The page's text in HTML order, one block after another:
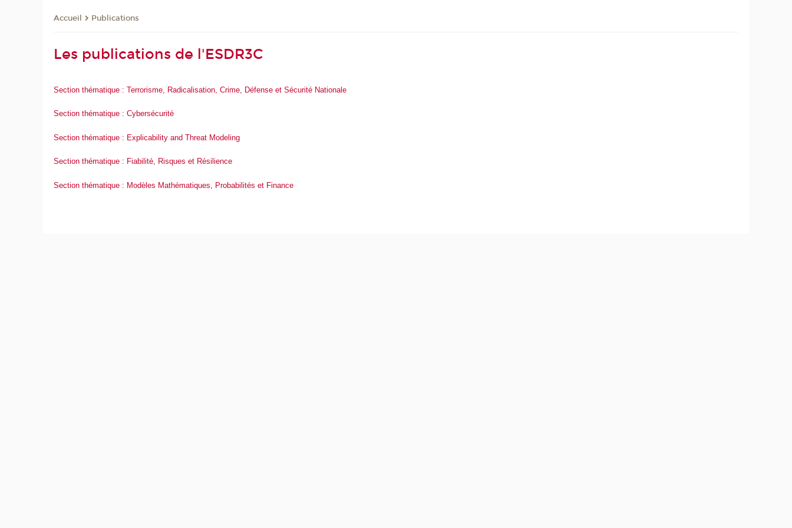
Accueil Publications
Les publications de l'ESDR3C
Section thématique : Terrorisme, Radicalisation, Crime, Défense et Sécurité Nationale
Section thématique : Cybersécurité
Section thématique : Explicability and Threat Modeling
Section thématique : Fiabilité, Risques et Résilience
Section thématique : Modèles Mathématiques, Probabilités et Finance